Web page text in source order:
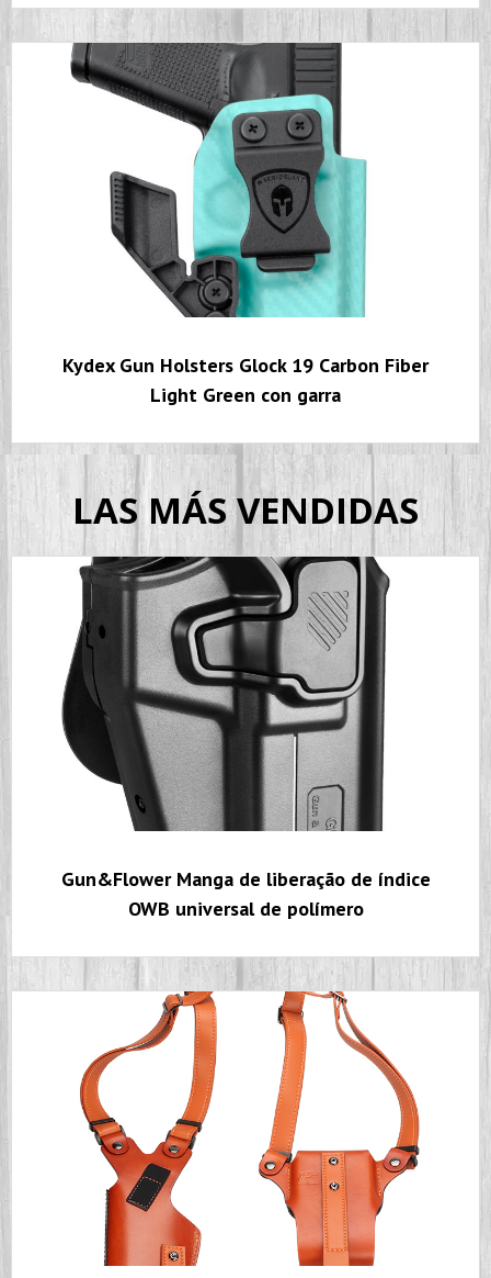
Kydex Gun Holsters Glock 19 Carbon Fiber
Light Green con garra
LAS MÁS VENDIDAS
Gun&Flower Manga de liberação de índice
OWB universal de polímero